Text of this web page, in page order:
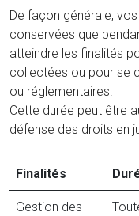
De façon générale,
conservées que
atteindre les finalités
collectées ou pour se
ou réglementaires.
Cette durée peut être
défense des droits en
Finalités
Gestion des